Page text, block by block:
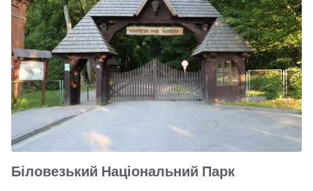
Біловезький Національний Парк